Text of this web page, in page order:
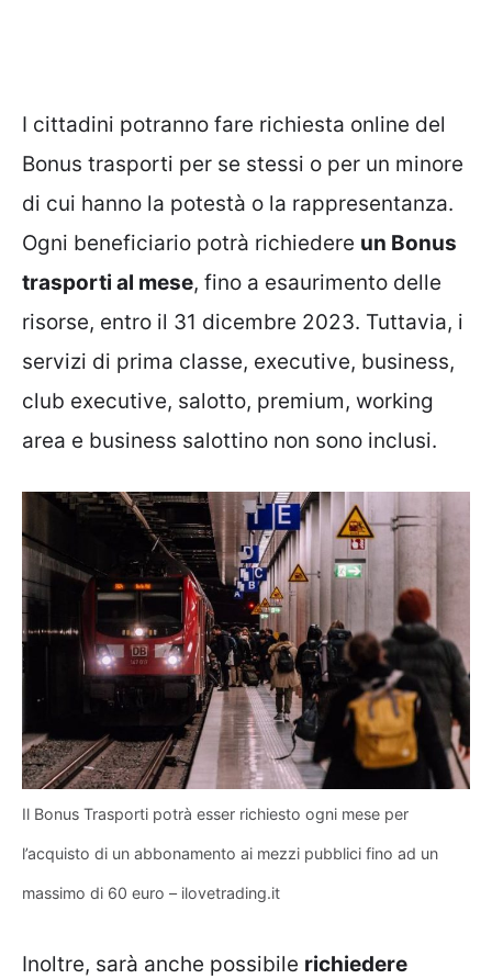
I cittadini potranno fare richiesta online del
Bonus trasporti per se stessi o per un minore
di cui hanno la potestà o la rappresentanza.
Ogni beneficiario potrà richiedere un Bonus
trasporti al mese, fino a esaurimento delle
risorse, entro il 31 dicembre 2023. Tuttavia, i
servizi di prima classe, executive, business,
club executive, salotto, premium, working
area e business salottino non sono inclusi.
Il Bonus Trasporti potrà esser richiesto ogni mese per
l’acquisto di un abbonamento ai mezzi pubblici fino ad un
massimo di 60 euro – ilovetrading.it
Inoltre, sarà anche possibile richiedere